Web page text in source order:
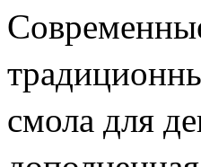
смола для